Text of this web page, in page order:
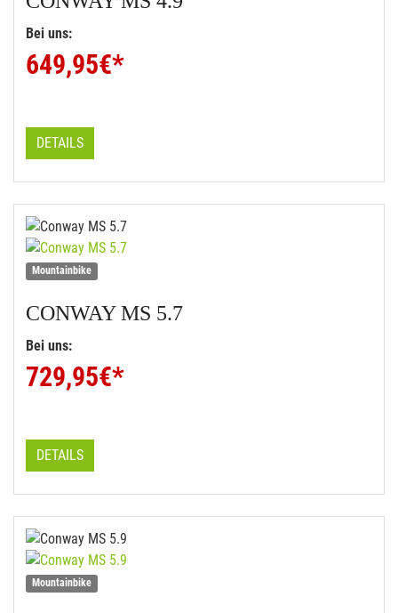
Bei uns:
649,95€*
DETAILS
Mountainbike
CONWAYMS 5.7
Bei uns:
729,95€*
DETAILS
Mountainbike